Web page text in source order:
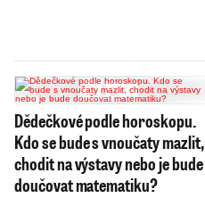
Dědečkové podle horoskopu.
Kdo se bude s vnoučaty mazlit,
chodit na výstavy nebo je bude
doučovat matematiku?